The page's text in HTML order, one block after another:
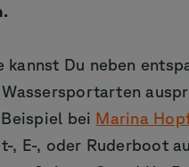
kannst Du neben
bei Marina
, E-, oder Ruderboot